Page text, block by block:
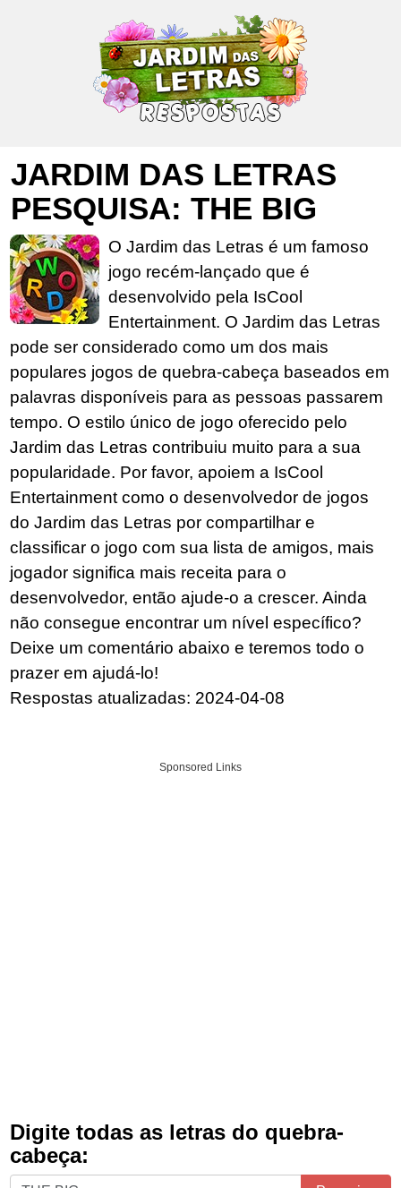
JARDIM DAS LETRAS
PESQUISA: THE BIG
O Jardim das Letras é um famoso
jogo recém-lançado que é
desenvolvido pela IsCool
Entertainment. O Jardim das Letras
pode ser considerado como um dos mais
populares jogos de quebra-cabeça baseados em
palavras disponíveis para as pessoas passarem
tempo. O estilo único de jogo oferecido pelo
Jardim das Letras contribuiu muito para a sua
popularidade. Por favor, apoiem a IsCool
Entertainment como o desenvolvedor de jogos
do Jardim das Letras por compartilhar e
classificar o jogo com sua lista de amigos, mais
jogador significa mais receita para o
desenvolvedor, então ajude-o a crescer. Ainda
não consegue encontrar um nível específico?
Deixe um comentário abaixo e teremos todo o
prazer em ajudá-lo!
Respostas atualizadas: 2024-04-08
Sponsored Links
Digite todas as letras do quebra-
cabeça: